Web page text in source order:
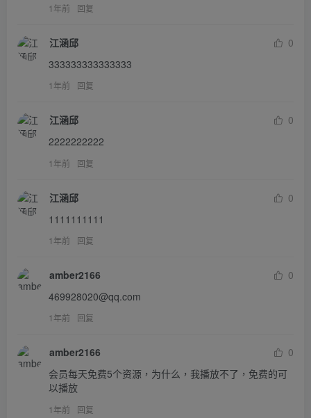
1年前 回复
江涵邱
0
333333333333333
1年前 回复
江涵邱
0
2222222222
1年前 回复
江涵邱
0
1111111111
1年前 回复
amber2166
0
469928020@qq.com
1年前 回复
amber2166
0
会员每天免费5个资源，为什么，我播放不了，免费的可
以播放
1年前 回复